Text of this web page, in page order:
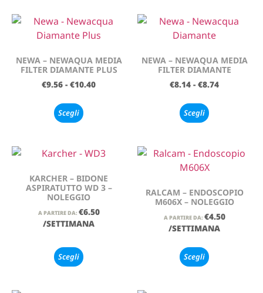
NEWA – NEWAQUA MEDIA
FILTER DIAMANTE PLUS
€9.56 - €10.40
Scegli
NEWA – NEWAQUA MEDIA
FILTER DIAMANTE
€8.14 - €8.74
Scegli
KARCHER – BIDONE
ASPIRATUTTO WD 3 –
NOLEGGIO
A PARTIRE DA: €6.50
/SETTIMANA
Scegli
RALCAM – ENDOSCOPIO
M606X – NOLEGGIO
A PARTIRE DA: €4.50
/SETTIMANA
Scegli